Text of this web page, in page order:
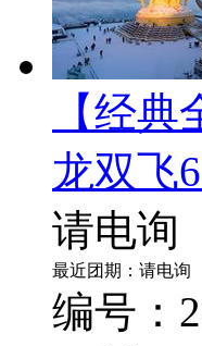
【经
龙双飞
请电询
最近团期：请电询
编号：